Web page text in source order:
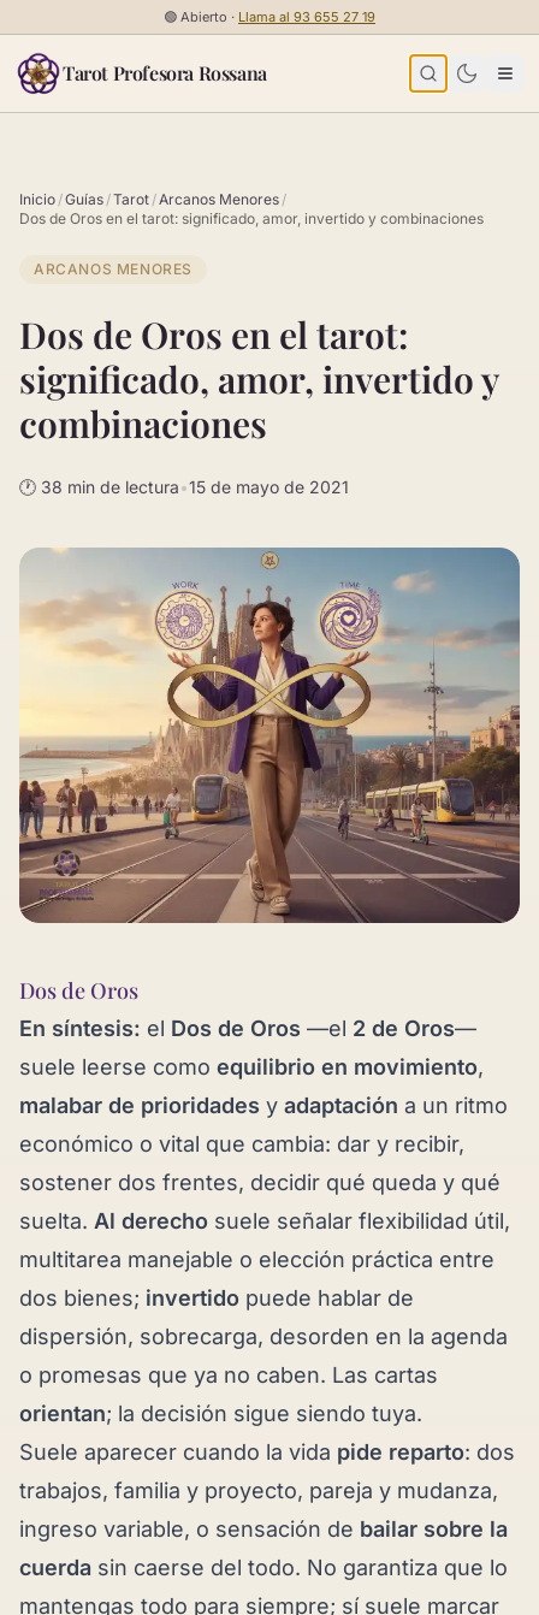
Saltar al contenido🟢 Abierto · Llama al 93 655 27 19
Tarot Profesora Rossana
Inicio /Guías /Tarot /Arcanos Menores /
Dos de Oros en el tarot: significado, amor, invertido y combinaciones
ARCANOS MENORES
Dos de Oros en el tarot:
significado, amor, invertido y
combinaciones
🕐 38 min de lectura•15 de mayo de 2021
Dos de Oros
En síntesis: el Dos de Oros —el 2 de Oros—
suele leerse como equilibrio en movimiento,
malabar de prioridades y adaptación a un ritmo
económico o vital que cambia: dar y recibir,
sostener dos frentes, decidir qué queda y qué
suelta. Al derecho suele señalar flexibilidad útil,
multitarea manejable o elección práctica entre
dos bienes; invertido puede hablar de
dispersión, sobrecarga, desorden en la agenda
o promesas que ya no caben. Las cartas
orientan; la decisión sigue siendo tuya.
Suele aparecer cuando la vida pide reparto: dos
trabajos, familia y proyecto, pareja y mudanza,
ingreso variable, o sensación de bailar sobre la
cuerda sin caerse del todo. No garantiza que lo
mantengas todo para siempre; sí suele marcar